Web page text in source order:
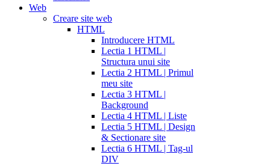
Web
Creare site web
HTML
Introducere HTML
Lectia 1 HTML |
Structura unui site
Lectia 2 HTML | Primul
meu site
Lectia 3 HTML |
Background
Lectia 4 HTML | Liste
Lectia 5 HTML | Design
& Sectionare site
Lectia 6 HTML | Tag-ul
DIV